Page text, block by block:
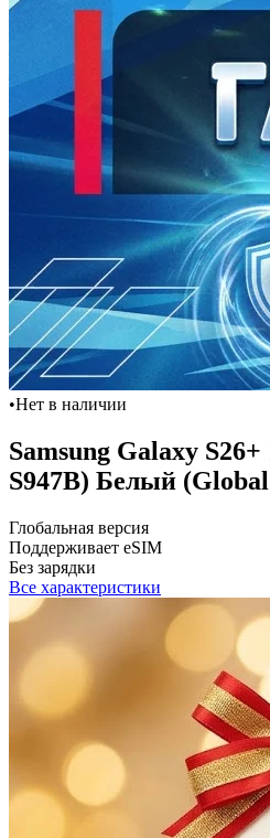
•Нет в наличии
Samsung Galaxy
S947B) Белый
Глобальная версия
Поддерживает eSIM
Без зарядки
Все характеристики